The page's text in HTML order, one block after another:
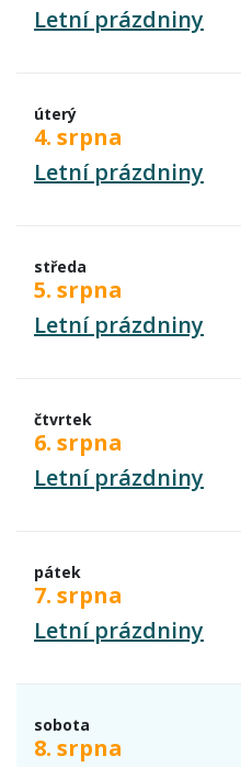
Letní prázdniny
úterý
4. srpna
Letní prázdniny
středa
5. srpna
Letní prázdniny
čtvrtek
6. srpna
Letní prázdniny
pátek
7. srpna
Letní prázdniny
sobota
8. srpna